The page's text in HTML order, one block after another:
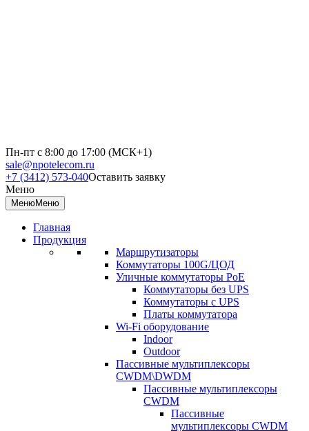
Пн-пт с 8:00 до 17:00 (МСК+1)
sale@npotelecom.ru
+7 (3412) 573-040Оставить заявку
Меню
МенюМеню
Главная
Продукция
Маршрутизаторы
Коммутаторы 100G/ЦОД
Уличные коммутаторы PoE
Коммутаторы без UPS
Коммутаторы с UPS
Платы коммутатора
Wi-Fi оборудование
Indoor
Outdoor
Пассивные мультиплексоры
CWDM\DWDM
Пассивные мультиплексоры
CWDM
Пассивные
мультиплексоры CWDM